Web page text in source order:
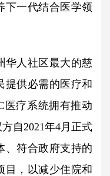
下一代结合医学领
华人社区最大的慈
提供必需的医疗和
医疗系统拥有推动
自2021年4月正式
、符合政府支持的
目，以减少住院和